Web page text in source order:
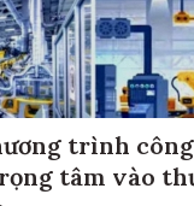
trình
tâm vào